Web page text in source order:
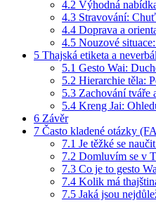
4.2 Výhodná
4.3 Stravování:
4.4 Doprava a
4.5 Nouzové
5 Thajská etiketa a
5.1 Gesto Wai:
5.2 Hierarchie těla:
5.3 Zachování tváře
5.4 Kreng Jai:
6 Závěr
7 Často kladené otázky
7.1 Je těžké se
7.2 Domluvím se v
7.3 Co je to gesto
7.4 Kolik má
7.5 Jaká jsou